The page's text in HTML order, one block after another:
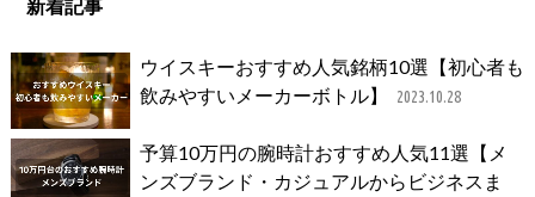
新着記事
ウイスキーおすすめ人気銘柄10選【初心者も
飲みやすいメーカーボトル】
2023.10.28
予算10万円の腕時計おすすめ人気11選【メ
ンズブランド・カジュアルからビジネスま